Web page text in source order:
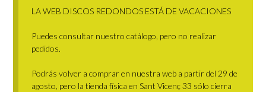
LA WEB DISCOS REDONDOS ESTÁ DE VACACIONES
Puedes consultar nuestro catálogo, pero no realizar
pedidos.
Podrás volver a comprar en nuestra web a partir del 29 de
agosto, pero la tienda física en Sant Vicenç 33 sólo cierra